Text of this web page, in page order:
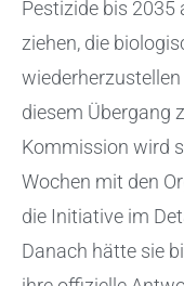
Pestizide bis 2035
ziehen, die
diesem Übergang
Kommission wird
Wochen mit den
die Initiative im
Danach hätte sie